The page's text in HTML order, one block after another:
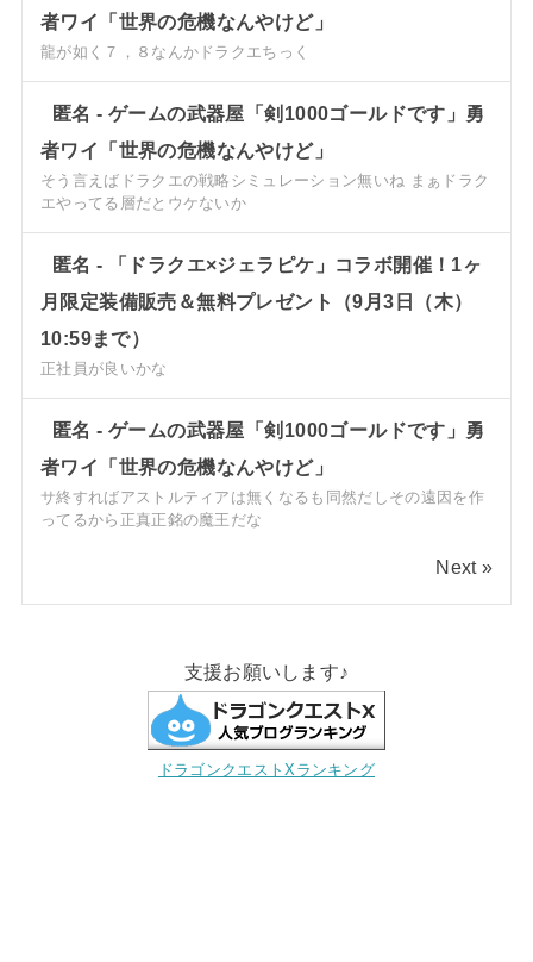
者ワイ「世界の危機なんやけど」
龍が如く７，８なんかドラクエちっく
匿名- ゲームの武器屋「剣1000ゴールドです」勇
者ワイ「世界の危機なんやけど」
そう言えばドラクエの戦略シミュレーション無いね まぁドラク
エやってる層だとウケないか
匿名-
「ドラクエ×ジェラピケ」コラボ開催！1ヶ
月限定装備販売＆無料プレゼント（9月3日（木）
10:59まで）
正社員が良いかな
匿名- ゲームの武器屋「剣1000ゴールドです」勇
者ワイ「世界の危機なんやけど」
サ終すればアストルティアは無くなるも同然だしその遠因を作
ってるから正真正銘の魔王だな
Next »
支援お願いします♪
ドラゴンクエストXランキング